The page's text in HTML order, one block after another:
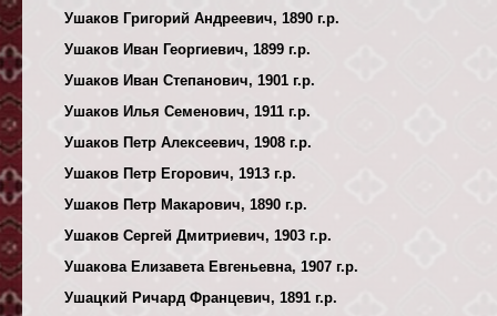
Ушаков Григорий Андреевич, 1890 г.р.
Ушаков Иван Георгиевич, 1899 г.р.
Ушаков Иван Степанович, 1901 г.р.
Ушаков Илья Семенович, 1911 г.р.
Ушаков Петр Алексеевич, 1908 г.р.
Ушаков Петр Егорович, 1913 г.р.
Ушаков Петр Макарович, 1890 г.р.
Ушаков Сергей Дмитриевич, 1903 г.р.
Ушакова Елизавета Евгеньевна, 1907 г.р.
Ушацкий Ричард Францевич, 1891 г.р.